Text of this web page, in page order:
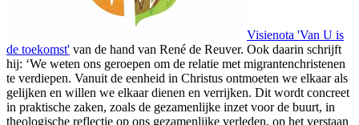
Visienota 'Van U is
de toekomst' van de hand van René de Reuver. Ook daarin schrijft
hij: ‘We weten ons geroepen om de relatie met migrantenchristenen
te verdiepen. Vanuit de eenheid in Christus ontmoeten we elkaar als
gelijken en willen we elkaar dienen en verrijken. Dit wordt concreet
in praktische zaken, zoals de gezamenlijke inzet voor de buurt, in
theologische reflectie op ons gezamenlijke verleden, op het verstaan